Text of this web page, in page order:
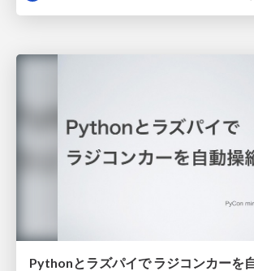
Pythonとラズパイで ラジコンカーを